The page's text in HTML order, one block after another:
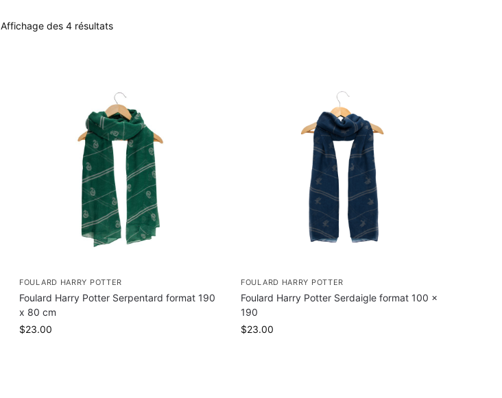
Affichage des 4 résultats
FOULARD HARRY POTTER
Foulard Harry Potter Serpentard format 190
x 80 cm
$23.00
FOULARD HARRY POTTER
Foulard Harry Potter Serdaigle format 100 x
190
$23.00